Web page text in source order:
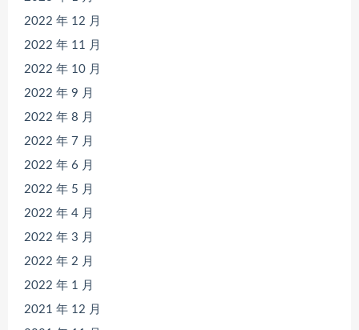
2022 年 12 月
2022 年 11 月
2022 年 10 月
2022 年 9 月
2022 年 8 月
2022 年 7 月
2022 年 6 月
2022 年 5 月
2022 年 4 月
2022 年 3 月
2022 年 2 月
2022 年 1 月
2021 年 12 月